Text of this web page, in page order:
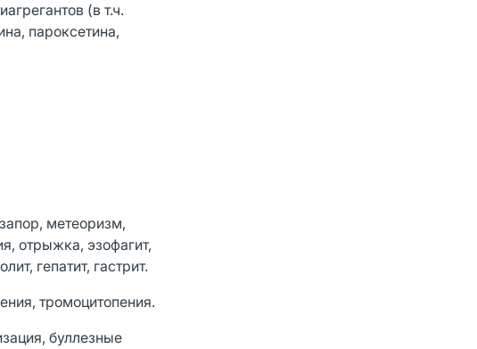
(в т.ч.
пароксетина,
метеоризм,
отрыжка, эзофагит,
гепатит, гастрит.
тромоцитопения.
буллезные